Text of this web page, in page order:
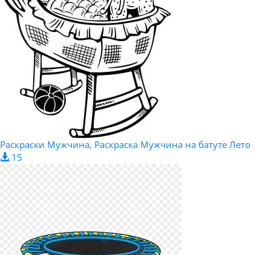
Раскраски Мужчина, Раскраска Мужчина на батуте Лето
15